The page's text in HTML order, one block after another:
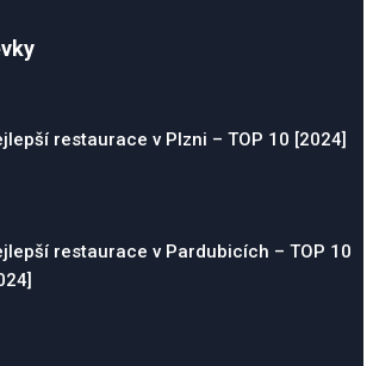
restaurace v Plzni – TOP 10 [2024]
restaurace v Pardubicích – TOP 10